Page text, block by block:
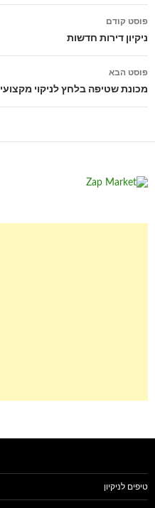
ניווט
בפוסטים
פוסט קודם
ניקיון דירות חדשות
פוסט הבא
מכונת שטיפה בלחץ לניקוי מקצועי
טיפים לניקיון